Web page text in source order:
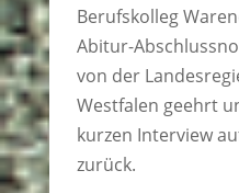
Berufskolleg
Abitur-
von der
Westfalen geehrt
kurzen Interview
zurück.